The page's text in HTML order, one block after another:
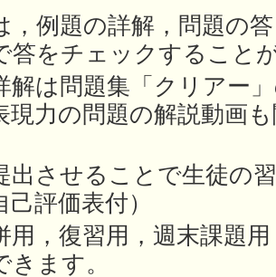
，例題の詳解，問題の
答をチェックすること
解は問題集「クリアー
現力の問題の解説動画
出させることで生徒の
評価表付）
用，復習用，週末課題
きます。